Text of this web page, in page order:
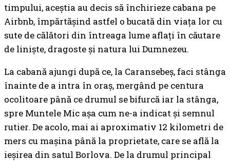
timpului, aceștia au decis să închirieze cabana pe
Airbnb, împărtășind astfel o bucată din viața lor cu
sute de călători din întreaga lume aflați în căutare
de liniște, dragoste și natura lui Dumnezeu.
La cabană ajungi după ce, la Caransebeș, faci stânga
înainte de a intra în oraș, mergând pe centura
ocolitoare până ce drumul se bifurcă iar la stânga,
spre Muntele Mic așa cum ne-a indicat și semnul
rutier. De acolo, mai ai aproximativ 12 kilometri de
mers cu mașina până la proprietate, care se află la
ieșirea din satul Borlova. De la drumul principal